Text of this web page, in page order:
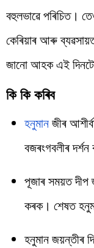
বহুলভাৱে পৰিচিত।
কেৰিয়াৰ আৰু
জানো আহক এই
কি কি কৰিব
হনুমানজীৰ
বজৰংগবলীৰ
পূজাৰ সময়ত দীপ
কৰক। শেষত
হনুমান জয়ন্তীৰ